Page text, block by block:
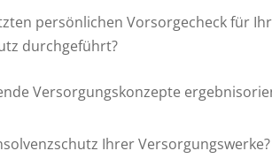
persönlichen Vorsorgecheck für
durchgeführt?
Versorgungskonzepte
Ihrer Versorgungswerke?